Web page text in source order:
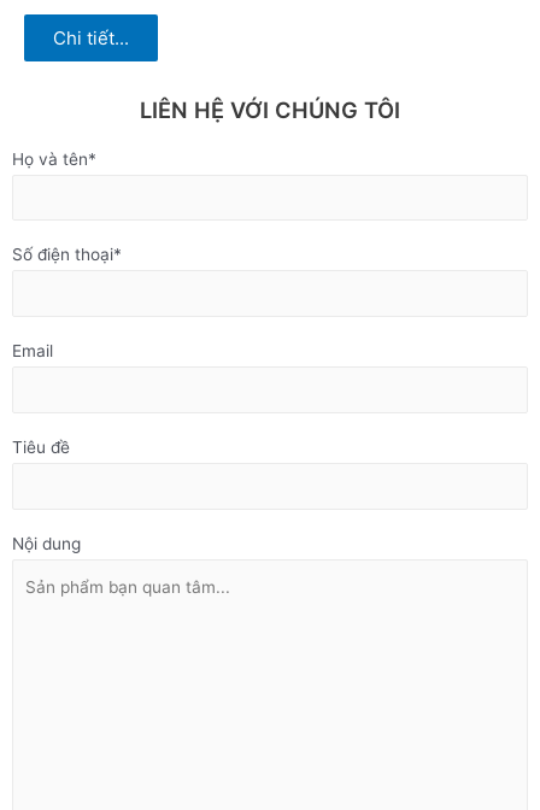
Chi tiết...
LIÊN HỆ VỚI CHÚNG TÔI
Họ và tên*
Số điện thoại*
Email
Tiêu đề
Nội dung